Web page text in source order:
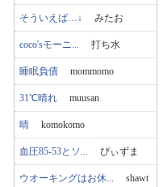
そういえば…↓ みたお
coco'sモーニ... 打ち水
睡眠負債 mommomo
31℃晴れ muusan
晴 komokomo
血圧85-53とソ... ぴぃずま
ウオーキングはお休... shawt